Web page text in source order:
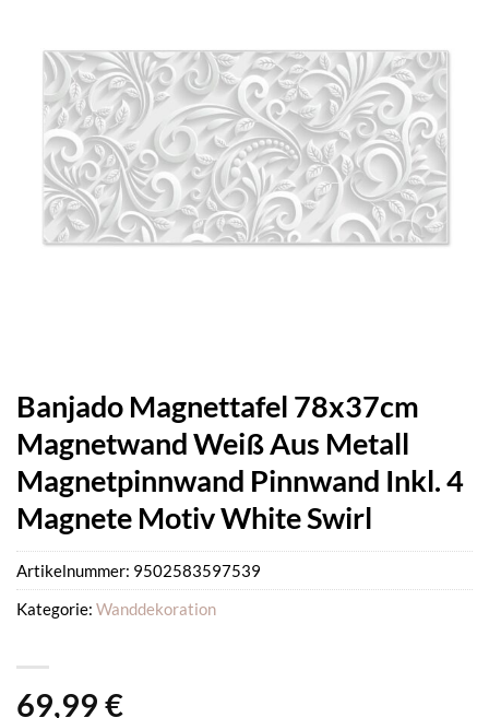
Banjado Magnettafel 78x37cm
Magnetwand Weiß Aus Metall
Magnetpinnwand Pinnwand Inkl. 4
Magnete Motiv White Swirl
69,99 €
Artikelnummer: 9502583597539
Kategorie: Wanddekoration